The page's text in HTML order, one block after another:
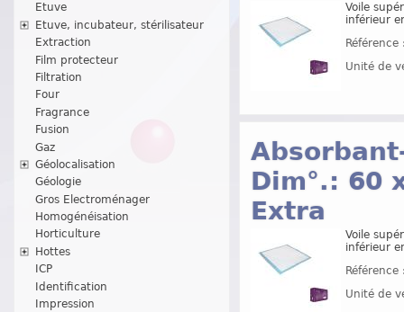
Etuve
Etuve, incubateur, stérilisateur
Extraction
Film protecteur
Filtration
Four
Fragrance
Fusion
Gaz
Géolocalisation
Géologie
Gros Electroménager
Homogénéisation
Horticulture
Hottes
ICP
Identification
Impression
Voile
inférieur
Unité de
Dim°.: 60
Extra
Voile
inférieur
Unité de